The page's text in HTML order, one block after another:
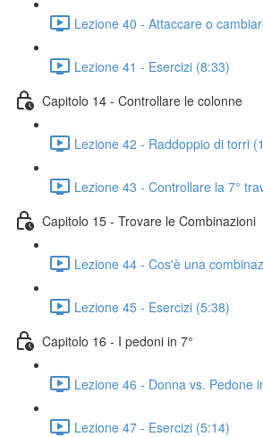
Lezione 40 - Attaccare o
Lezione 41 - Esercizi (8:33)
Capitolo 14 - Controllare le colonne
Lezione 42 - Raddoppio di torri
Lezione 43 - Controllare la 7°
Capitolo 15 - Trovare le Combinazioni
Lezione 44 - Cos'è una
Lezione 45 - Esercizi (5:38)
Capitolo 16 - I pedoni in 7°
Lezione 46 - Donna vs. Pedone
Lezione 47 - Esercizi (5:14)